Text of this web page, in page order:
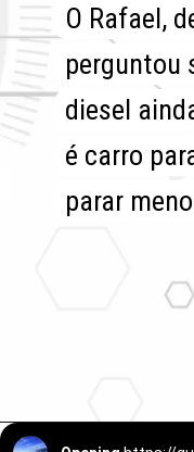
O Rafael,
perguntou
diesel
é carro
parar
O Rafael,
perguntou
diesel
é carro
parar